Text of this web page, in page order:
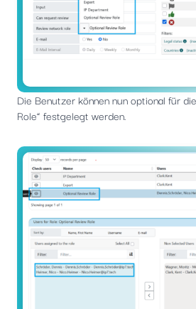
Die Benutzer können nun optional für
Role“ festgelegt werden.